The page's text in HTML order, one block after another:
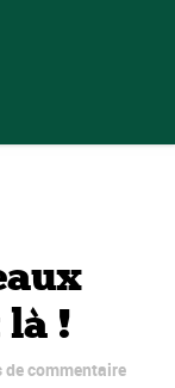
là !
de commentaire